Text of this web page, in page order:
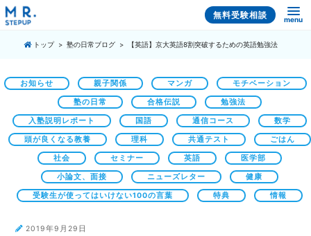
無料受験相談 menu
トップ 塾の日常ブログ 【英語】京大英語8割突破するための英語勉強法
お知らせ 親子関係 マンガ モチベーション
塾の日常 合格伝説 勉強法
入塾説明レポート 国語 通信コース 数学
頭が良くなる教養 理科 共通テスト ごはん
社会 セミナー 英語 医学部
小論文、面接 ニューズレター 健康
受験生が使ってはいけない100の言葉 特典 情報
2019年9月29日